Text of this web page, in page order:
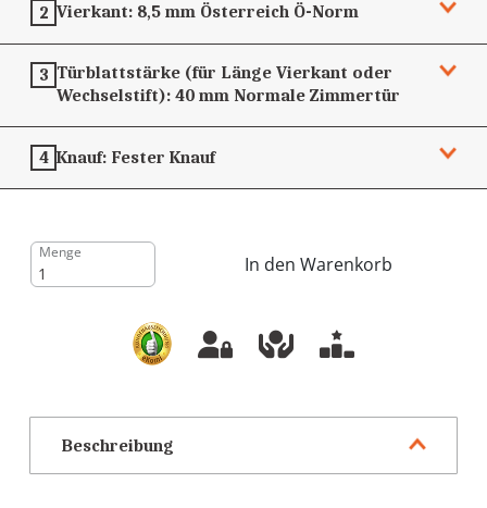
2 Vierkant: 8,5 mm Österreich Ö-Norm
3 Türblattstärke (für Länge Vierkant oder
Wechselstift):40 mm Normale Zimmertür
4 Knauf: Fester Knauf
Menge
In den Warenkorb
Beschreibung